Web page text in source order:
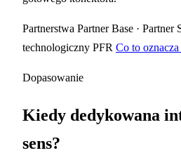
Partnerstwa Partner Base · Partner
technologiczny PFR Co to
Dopasowanie
Kiedy dedykowana
sens?